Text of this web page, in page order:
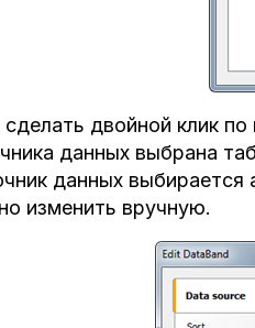
сделать двойной клик
данных выбрана
данных выбирается
изменить вручную.